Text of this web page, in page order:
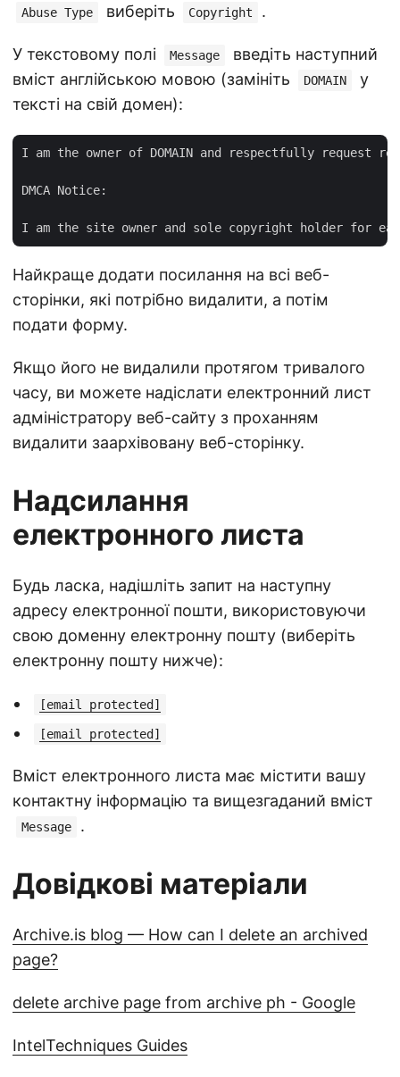
Abuse Type виберіть Copyright .
У текстовому полі Message
введіть наступний
вміст англійською мовою (замініть
DOMAIN
у
тексті на свій домен):
I am the owner of DOMAIN and respectfully request
DMCA Notice:
Найкраще додати посилання на всі веб-
сторінки, які потрібно видалити, а потім
подати форму.
Якщо його не видалили протягом тривалого
часу, ви можете надіслати електронний лист
адміністратору веб-сайту з проханням
видалити заархівовану веб-сторінку.
Надсилання
електронного листа
Будь ласка, надішліть запит на наступну
адресу електронної пошти, використовуючи
свою доменну електронну пошту (виберіть
електронну пошту нижче):
[email protected]
[email protected]
Вміст електронного листа має містити вашу
контактну інформацію та вищезгаданий вміст
Message .
Довідкові матеріали
Archive.is blog — How can I delete an archived
page?
delete archive page from archive ph - Google
IntelTechniques Guides